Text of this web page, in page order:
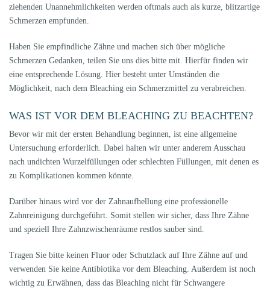
ziehenden Unannehmlichkeiten werden oftmals auch als kurze, blitzartige
Schmerzen empfunden.
Haben Sie empfindliche Zähne und machen sich über mögliche
Schmerzen Gedanken, teilen Sie uns dies bitte mit. Hierfür finden wir
eine entsprechende Lösung. Hier besteht unter Umständen die
Möglichkeit, nach dem Bleaching ein Schmerzmittel zu verabreichen.
WAS IST VOR DEM BLEACHING ZU BEACHTEN?
Bevor wir mit der ersten Behandlung beginnen, ist eine allgemeine
Untersuchung erforderlich. Dabei halten wir unter anderem Ausschau
nach undichten Wurzelfüllungen oder schlechten Füllungen, mit denen es
zu Komplikationen kommen könnte.
Darüber hinaus wird vor der Zahnaufhellung eine professionelle
Zahnreinigung durchgeführt. Somit stellen wir sicher, dass Ihre Zähne
und speziell Ihre Zahnzwischenräume restlos sauber sind.
Tragen Sie bitte keinen Fluor oder Schutzlack auf Ihre Zähne auf und
verwenden Sie keine Antibiotika vor dem Bleaching. Außerdem ist noch
wichtig zu Erwähnen, dass das Bleaching nicht für Schwangere